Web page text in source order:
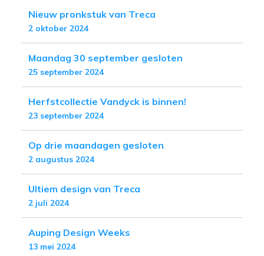
Nieuw pronkstuk van Treca
2 oktober 2024
Maandag 30 september gesloten
25 september 2024
Herfstcollectie Vandyck is binnen!
23 september 2024
Op drie maandagen gesloten
2 augustus 2024
Ultiem design van Treca
2 juli 2024
Auping Design Weeks
13 mei 2024